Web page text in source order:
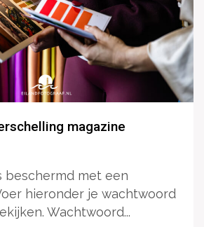
magazine
beschermd met een
hieronder je wachtwoord
Wachtwoord...